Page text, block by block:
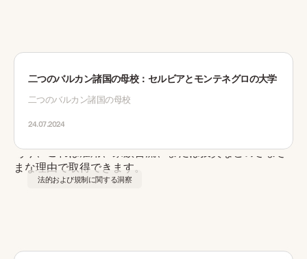
二つのバルカン諸国の母校：セルビアとモンテネグロの大学
二つのバルカン諸国の母校
24.07.2024
法的および規制に関する洞察